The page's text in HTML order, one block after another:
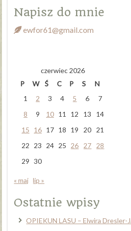
Napisz do mnie
ewfor61@gmail.com
czerwiec 2026
P
W Ś C P S
N
1
2 3 4 5 6
7
8
9 10 11 12 13
14
15
16 17 18 19 20
21
22
23 24 25 26 27
28
29 30
« maj lip »
Ostatnie wpisy
OPIEKUN LASU – Elwira Dresler-